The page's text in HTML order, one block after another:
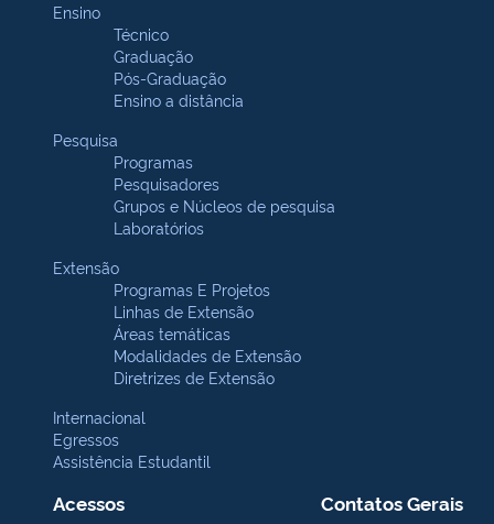
Ensino
Técnico
Graduação
Pós-Graduação
Ensino a distância
Pesquisa
Programas
Pesquisadores
Grupos e Núcleos de pesquisa
Laboratórios
Extensão
Programas E Projetos
Linhas de Extensão
Áreas temáticas
Modalidades de Extensão
Diretrizes de Extensão
Internacional
Egressos
Assistência Estudantil
Acessos Contatos Gerais